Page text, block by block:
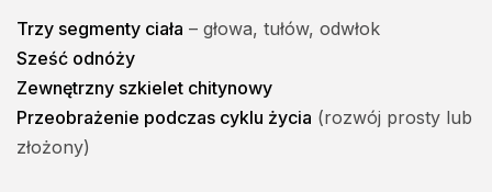
Trzy segmenty ciała – głowa, tułów, odwłok
Sześć odnóży
Zewnętrzny szkielet chitynowy
Przeobrażenie podczas cyklu życia (rozwój prosty lub
złożony)